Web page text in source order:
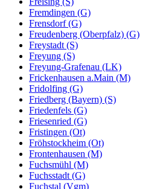
Fremdingen (G)
Frensdorf (G)
Freudenberg (Oberpfalz) (G)
Freystadt (S)
Freyung (S)
Freyung-Grafenau (LK)
Frickenhausen a.Main (M)
Fridolfing (G)
Friedberg (Bayern) (S)
Friedenfels (G)
Friesenried (G)
Fristingen (Ot)
Fröhstockheim (Ot)
Frontenhausen (M)
Fuchsmühl (M)
Fuchsstadt (G)
Fuchstal (Vgm)